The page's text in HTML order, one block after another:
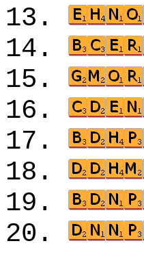
13.
14.
15.
16.
17.
18.
19.
20.